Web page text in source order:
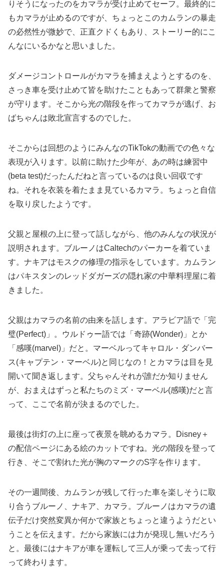
りそうになったのをカマラが受け止めてセーフ。最終的に
もカマラが止めるのですが、ちょっとこのカムランの暴走
の必然性が微妙で、正直クドくもあり、ストーリー的にこ
んなにいるかなと思いました。
ダメージコントロールがカマラを捕まえようとするのを、
さっき車を受け止めて皆を助けたこともあって群衆と警察
が守ります。そこから光の階段を作ってカマラが逃げ、お
ばちゃんは敗北宣言するのでした。
そこからは回想のようにみんなのTikTokの動画での色々な
表現が入ります。以前に助けた少年が、あの時は練習中
(beta test)だったんだねと言っているのは良い回収です
ね。それを衣装を着たまま見ているカマラ。ちょっと自信
を取り戻したようです。
父親と屋根の上に登って話しながら、他のみんなの状況が
説明されます。ブルーノはCaltechのパーカーを着ていま
す。ナキアはモスクの修理の指示をしています。カムラン
はパキスタンのレッドダガーズの隠れ家の中華料理屋に着
きました。
父親はカマラの名前の由来を話します。アラビア語で「完
璧(Perfect)」。ウルドゥー語では「奇跡(Wonder)」とか
「感嘆(marvel)」だと。マーベルってキャロル・ダンバー
ス(キャプテン・マーベル)と同じなの！とカマラは目を見
開いて聞き返します。父ちゃんそれが誰だか知りません
が、おまえはずっと私たちのミズ・マーベル(感嘆)だと言
って、ここで名前が決まるのでした。
最後は街灯の上に座って夜景を眺めるカマラ。Disney＋
の配信ページにある絵のカットですね。光の階段を登って
行き、そこで割れた光が胸のマークのS字を作ります。
その一週間後、カムランが残して行った車を楽しそうに取
り合うブルーノ、ナキア、カマラ。ブルーノはカマラの遺
伝子だけ突然変異か何かで家族とちょっと違うようだとい
うことを伝えます。だから家族には力が発現し無いだろう
と。最後にはナキアが車を運転して三人が乗って去って行
って終わります。